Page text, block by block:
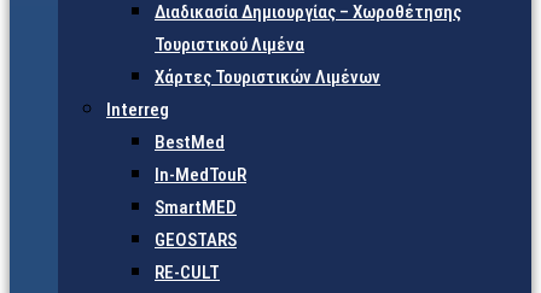
Διαδικασία Δημιουργίας – Χωροθέτησης
Τουριστικού Λιμένα
Χάρτες Τουριστικών Λιμένων
Interreg
BestMed
In-MedTouR
SmartMED
GEOSTARS
RE-CULT